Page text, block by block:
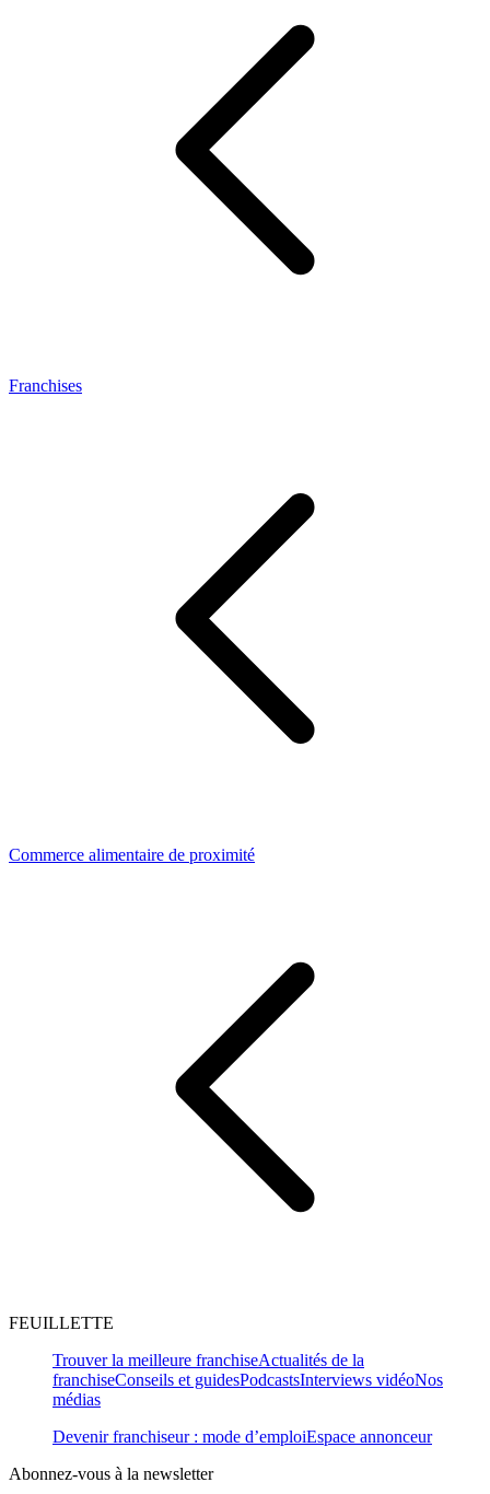
Franchises
Commerce alimentaire de proximité
FEUILLETTE
Trouver la meilleure franchiseActualités de la
franchiseConseils et guidesPodcastsInterviews vidéoNos
médias
Devenir franchiseur : mode d’emploiEspace annonceur
Abonnez-vous à la newsletter